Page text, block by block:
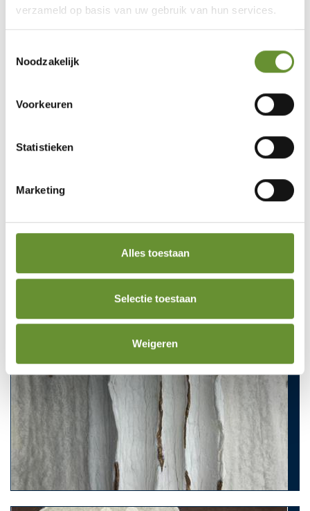
verzameld op basis van uw gebruik van hun services.
Noodzakelijk
Voorkeuren
Statistieken
Marketing
Alles toestaan
Selectie toestaan
Weigeren